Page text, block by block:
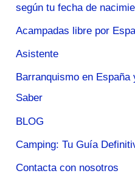
según tu fecha de
Acampadas libre por
Asistente
Barranquismo en
Saber
BLOG
Camping: Tu Guía
Contacta con nosotros